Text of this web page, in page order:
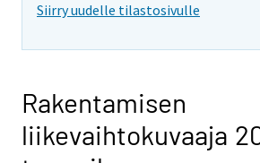
Siirry uudelle tilastosivulle
Rakentamisen
liikevaihtokuvaaja